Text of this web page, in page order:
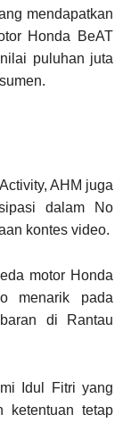
mendapatkan
Honda BeAT
puluhan juta
AHM juga
dalam No
kontes video.
motor Honda
menarik pada
di Rantau
Idul Fitri yang
ketentuan tetap